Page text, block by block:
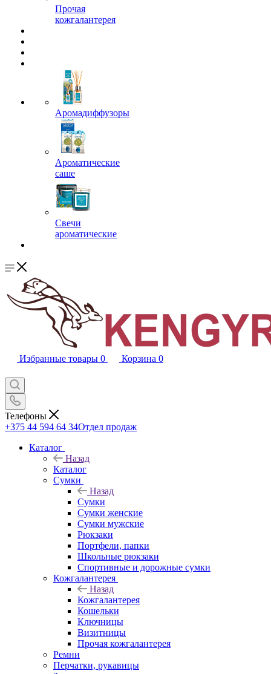
Прочая
кожгалантерея
Аромадиффузоры
Ароматические
саше
Свечи
ароматические
Избранные товары 0 Корзина 0
Телефоны
+375 44 594 64 34Отдел продаж
Каталог
Назад
Каталог
Сумки
Назад
Сумки
Сумки женские
Сумки мужские
Рюкзаки
Портфели, папки
Школьные рюкзаки
Спортивные и дорожные сумки
Кожгалантерея
Назад
Кожгалантерея
Кошельки
Ключницы
Визитницы
Прочая кожгалантерея
Ремни
Перчатки, рукавицы